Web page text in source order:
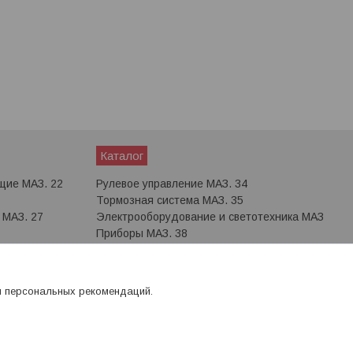
МАЗ. 22
МАЗ. 27
Каталог
Рулевое управление МАЗ. 34
Тормозная система МАЗ. 35
Электрооборудование и светотехника МАЗ
Приборы МАЗ. 38
рекомендаций.